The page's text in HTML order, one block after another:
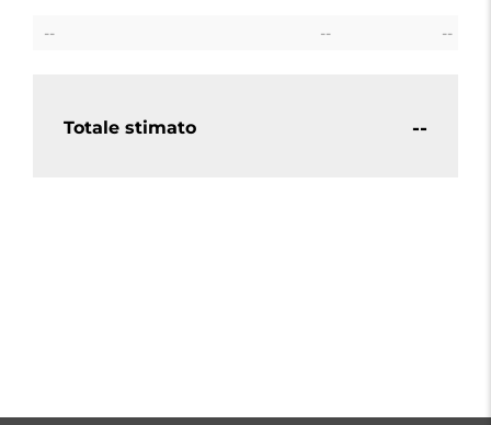
-- -- --
Totale stimato --